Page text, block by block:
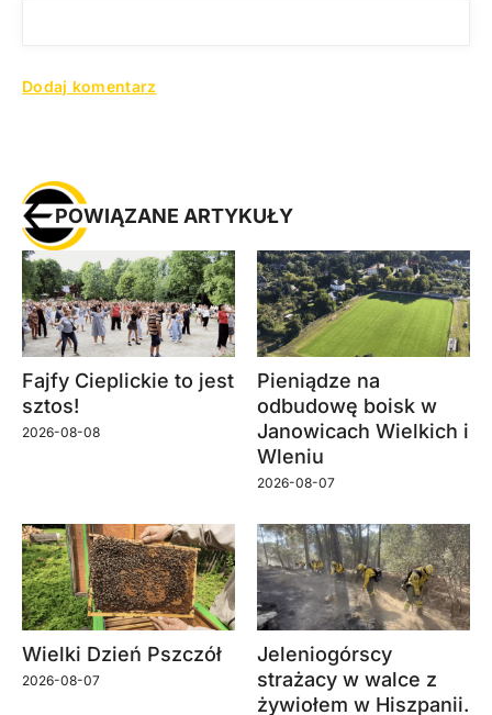
POWIĄZANE ARTYKUŁY
Fajfy Cieplickie to jest
sztos!
2026-08-08
Pieniądze na
odbudowę boisk w
Janowicach Wielkich i
Wleniu
2026-08-07
Wielki Dzień Pszczół
2026-08-07
Jeleniogórscy
strażacy w walce z
żywiołem w Hiszpanii.